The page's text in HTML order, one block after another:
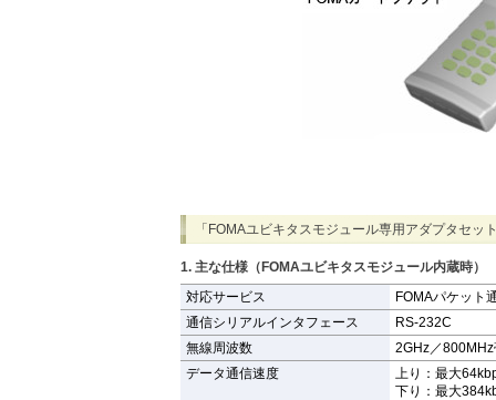
「FOMAユビキタスモジュール専用アダプタセッ
1. 主な仕様（FOMAユビキタスモジュール内蔵時）
対応サービス
FOMAパケット
通信シリアルインタフェース
RS-232C
無線周波数
2GHz／
データ通信速度
上り：最大
下り：最大